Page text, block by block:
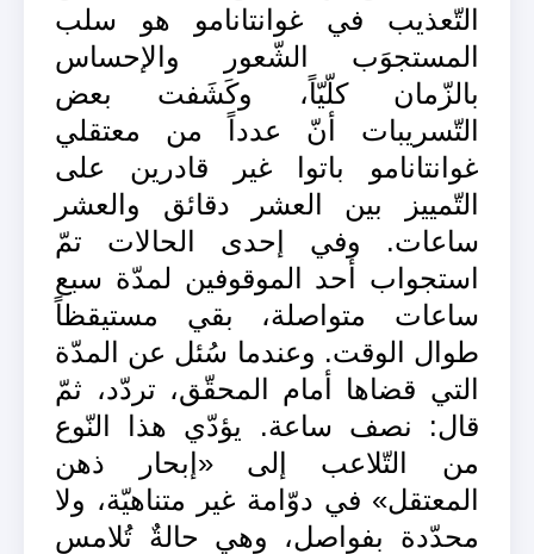
التّعذيب في غوانتانامو هو سلب
المستجوَب الشّعور والإحساس
بالزّمان كلّيّاً، وكَشَفت بعض
التّسريبات أنّ عدداً من معتقلي
غوانتانامو باتوا غير قادرين على
التّمييز بين العشر دقائق والعشر
ساعات. وفي إحدى الحالات تمّ
استجواب أحد الموقوفين لمدّة سبع
ساعات متواصلة، بقي مستيقظاً
طوال الوقت. وعندما سُئل عن المدّة
التي قضاها أمام المحقّق، تردّد، ثمّ
قال: نصف ساعة. يؤدّي هذا النّوع
من التّلاعب إلى «إبحار ذهن
المعتقل» في دوّامة غير متناهيّة، ولا
محدّدة بفواصل، وهي حالةٌ تُلامس